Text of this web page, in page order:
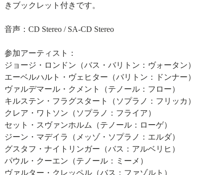
きブックレット付きです。
音声：CD Stereo / SA-CD Stereo
参加アーティスト：
ジョージ・ロンドン（バス・バリトン：ヴォータン）
エーベルハルト・ヴェヒター（バリトン：ドンナー）
ヴァルデマール・クメント（テノール：フロー）
キルステン・フラグスタート（ソプラノ：フリッカ）
クレア・ワトソン（ソプラノ：フライア）
セット・スヴァンホルム（テノール：ローゲ）
ジーン・マデイラ（メッゾ・ソプラノ：エルダ）
グスタフ・ナイトリンガー（バス：アルベリヒ）
パウル・クーエン（テノール：ミーメ）
ヴァルター・クレッペル（バス：ファゾルト）